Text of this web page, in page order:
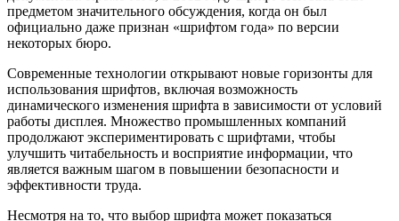
предметом значительного обсуждения, когда он был
официально даже признан «шрифтом года» по версии
некоторых бюро.
Современные технологии открывают новые горизонты для
использования шрифтов, включая возможность
динамического изменения шрифта в зависимости от условий
работы дисплея. Множество промышленных компаний
продолжают экспериментировать с шрифтами, чтобы
улучшить читабельность и восприятие информации, что
является важным шагом в повышении безопасности и
эффективности труда.
Несмотря на то, что выбор шрифта может показаться